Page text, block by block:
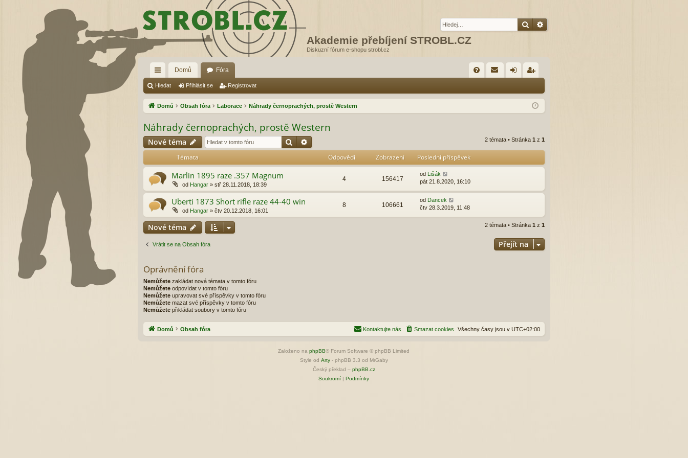
Akademie přebíjení STROBL.CZ
Diskuzní fórum e-shopu strobl.cz
HledatPokročilé hledání
yc
hl
od
ka
Domů Fóra
Q lá ist
Hledat Přihlásit se Registrovat
Domů Obsah fóra Laborace Náhrady černoprachých, prostě Western
Náhrady černoprachých, prostě Western
Nové téma Hledat 2 témata • Stránka1 z1
Témata Odpovědi Zobrazení Poslední příspěvek
Marlin 1895 raze .357 Magnum
od Hangar» stř 28.11.2018, 18:39
4 156417
od Lišák
pát 21.8.2020, 16:10
Uberti 1873 Short rifle raze 44-40 win
od Hangar» čtv 20.12.2018, 16:01
8 106661
od Dancek
čtv 28.3.2019, 11:48
Nové téma 2 témata • Stránka1 z1
Vrátit se na Obsah fóra Přejít na
Oprávnění fóra
Nemůžetezakládat nová témata v tomto fóru
Nemůžeteodpovídat v tomto fóru
Nemůžeteupravovat své příspěvky v tomto fóru
Nemůžetemazat své příspěvky v tomto fóru
Nemůžetepřikládat soubory v tomto fóru
Domů Obsah fóra Všechny časy jsou vUTC+02:00
Smazat cookies
Kontaktujte nás
Založeno naphpBB® Forum Software © phpBB Limited
Style od Arty- phpBB 3.3 od MrGaby
Český překlad – phpBB.cz
Soukromí |Podmínky